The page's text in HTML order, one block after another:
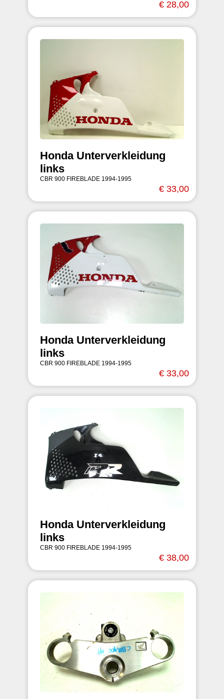
€ 28,00
Honda Unterverkleidung
links
CBR 900 FIREBLADE 1994-1995
€ 33,00
Honda Unterverkleidung
links
CBR 900 FIREBLADE 1994-1995
€ 33,00
Honda Unterverkleidung
links
CBR 900 FIREBLADE 1994-1995
€ 38,00